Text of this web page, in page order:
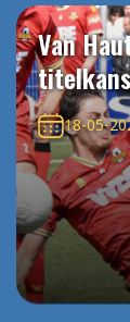
Van
18-05-